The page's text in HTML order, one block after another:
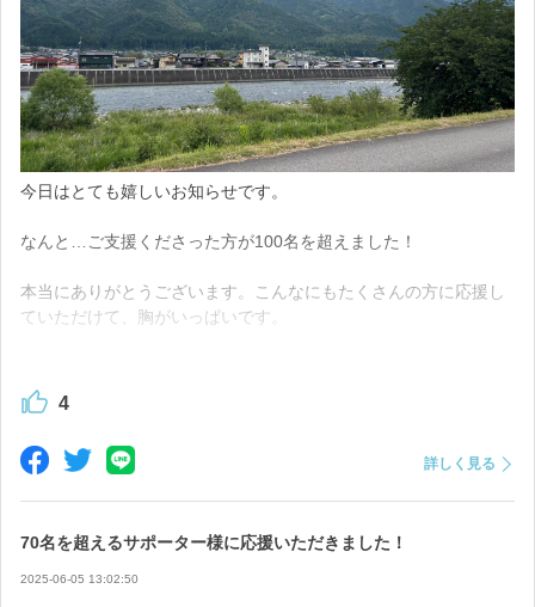
今日はとても嬉しいお知らせです。
なんと…ご支援くださった方が100名を超えました！
本当にありがとうございます。こんなにもたくさんの方に応援し
ていただけて、胸がいっぱいです。
商品と一緒にお届けする、手作りのお礼状も完成しました。
4
詳しく見る
70名を超えるサポーター様に応援いただきました！
2025-06-05 13:02:50